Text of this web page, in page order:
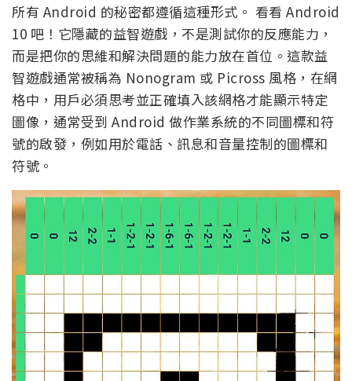
所有 Android 的秘密都遵循這種形式。 看看 Android
10 吧！它隱藏的益智遊戲，不是測試你的反應能力，
而是把你的思維和解決問題的能力放在首位。這款益
智遊戲通常被稱為 Nonogram 或 Picross 風格，在網
格中，用戶必須思考並正確填入該網格才能顯示特定
圖像，通常受到 Android 做作業系統的不同圖標和符
號的啟發，例如用於電話、訊息和音量控制的圖標和
符號。